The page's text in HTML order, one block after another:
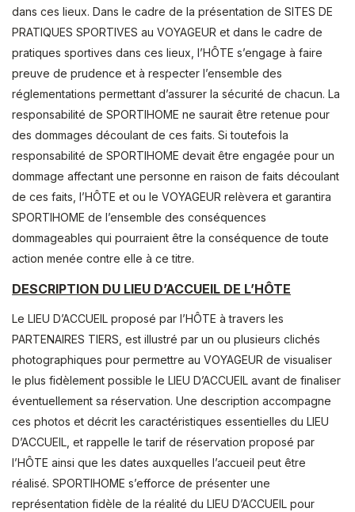
dans ces lieux. Dans le cadre de la présentation de SITES DE
PRATIQUES SPORTIVES au VOYAGEUR et dans le cadre de
pratiques sportives dans ces lieux, l’HÔTE s’engage à faire
preuve de prudence et à respecter l’ensemble des
réglementations permettant d’assurer la sécurité de chacun. La
responsabilité de SPORTIHOME ne saurait être retenue pour
des dommages découlant de ces faits. Si toutefois la
responsabilité de SPORTIHOME devait être engagée pour un
dommage affectant une personne en raison de faits découlant
de ces faits, l’HÔTE et ou le VOYAGEUR relèvera et garantira
SPORTIHOME de l’ensemble des conséquences
dommageables qui pourraient être la conséquence de toute
action menée contre elle à ce titre.
DESCRIPTION DU LIEU D’ACCUEIL DE L’HÔTE
Le LIEU D’ACCUEIL proposé par l’HÔTE à travers les
PARTENAIRES TIERS, est illustré par un ou plusieurs clichés
photographiques pour permettre au VOYAGEUR de visualiser
le plus fidèlement possible le LIEU D’ACCUEIL avant de finaliser
éventuellement sa réservation. Une description accompagne
ces photos et décrit les caractéristiques essentielles du LIEU
D’ACCUEIL, et rappelle le tarif de réservation proposé par
l’HÔTE ainsi que les dates auxquelles l’accueil peut être
réalisé. SPORTIHOME s’efforce de présenter une
représentation fidèle de la réalité du LIEU D’ACCUEIL pour